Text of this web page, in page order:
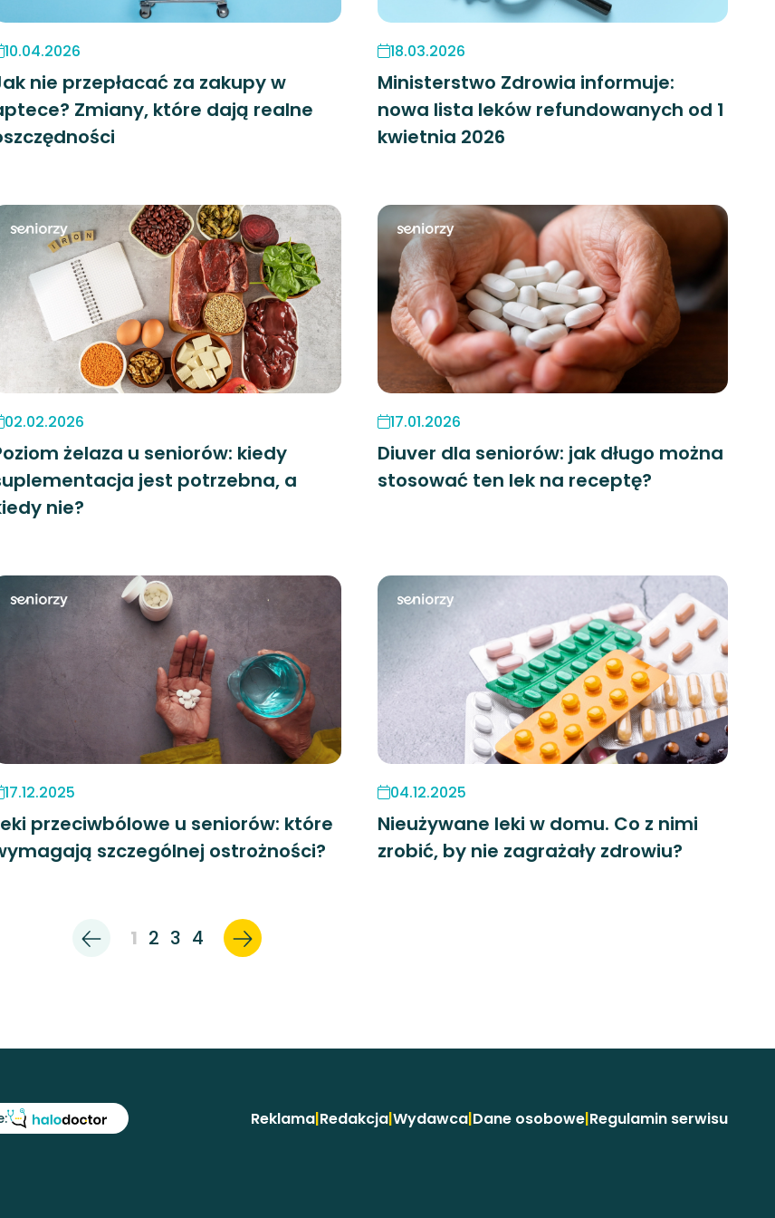
10.04.2026
nie przepłacać za zakupy w
Zmiany, które dają realne
18.03.2026
Ministerstwo Zdrowia informuje:
nowa lista leków refundowanych od 1
kwietnia 2026
02.02.2026
żelaza u seniorów: kiedy
jest potrzebna, a
nie?
17.01.2026
Diuver dla seniorów: jak długo można
stosować ten lek na receptę?
17.12.2025
przeciwbólowe u seniorów: które
szczególnej ostrożności?
04.12.2025
Nieużywane leki w domu. Co z nimi
zrobić, by nie zagrażały zdrowiu?
1 2 3 4
Reklama|Redakcja|Wydawca|Dane osobowe|Regulamin serwisu